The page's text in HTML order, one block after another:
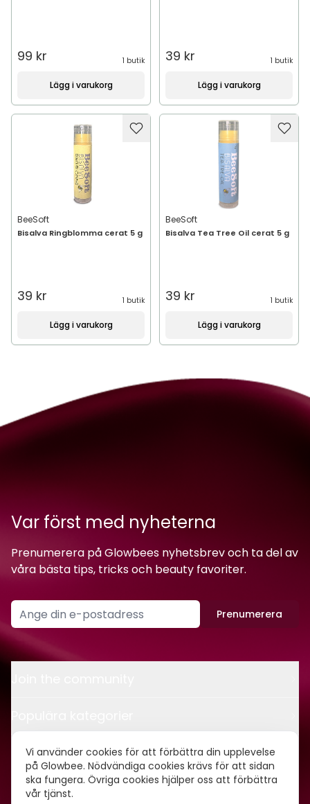
Vi använder cookies för att förbättra din upplevelse
på Glowbee. Nödvändiga cookies krävs för att sidan
ska fungera. Övriga cookies hjälper oss att förbättra
vår tjänst.
99 kr 1 butik
Lägg i varukorg
39 kr 1 butik
Lägg i varukorg
BeeSoft
Bisalva Ringblomma cerat 5 g
39 kr 1 butik
Lägg i varukorg
BeeSoft
Bisalva Tea Tree Oil cerat 5 g
39 kr 1 butik
Lägg i varukorg
Var först med nyheterna
Prenumerera på Glowbees nyhetsbrev och ta del av
våra bästa tips, tricks och beauty favoriter.
Prenumerera
Kontakt
Om oss